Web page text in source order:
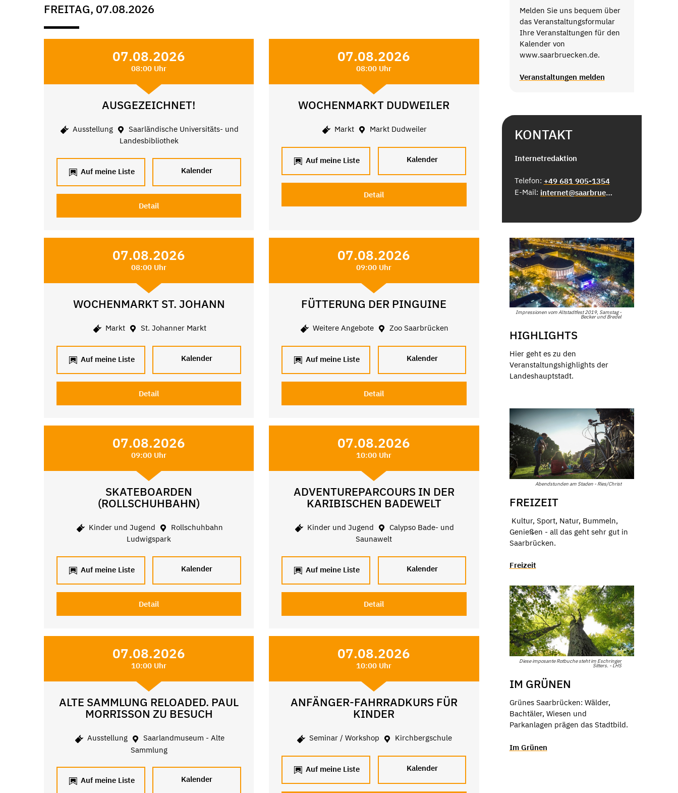
FREITAG, 07.08.2026
07.08.2026
08:00 Uhr
AUSGEZEICHNET!
Ausstellung
Saarländische Universitäts- und
Landesbibliothek
Auf meine Liste Kalender
Detail
07.08.2026
08:00 Uhr
WOCHENMARKT DUDWEILER
Markt Markt Dudweiler
Auf meine Liste Kalender
Detail
07.08.2026
08:00 Uhr
WOCHENMARKT ST. JOHANN
Markt St. Johanner Markt
Auf meine Liste Kalender
Detail
07.08.2026
09:00 Uhr
FÜTTERUNG DER PINGUINE
Weitere Angebote Zoo Saarbrücken
Auf meine Liste Kalender
Detail
07.08.2026
09:00 Uhr
SKATEBOARDEN
(ROLLSCHUHBAHN)
Kinder und Jugend
Rollschuhbahn
Ludwigspark
Auf meine Liste Kalender
Detail
07.08.2026
10:00 Uhr
ADVENTUREPARCOURS IN DER
KARIBISCHEN BADEWELT
Kinder und Jugend
Calypso Bade- und
Saunawelt
Auf meine Liste Kalender
Detail
07.08.2026
10:00 Uhr
ALTE SAMMLUNG RELOADED. PAUL
MORRISSON ZU BESUCH
Ausstellung
Saarlandmuseum - Alte
Sammlung
Auf meine Liste Kalender
07.08.2026
10:00 Uhr
ANFÄNGER-FAHRRADKURS FÜR
KINDER
Seminar / Workshop Kirchbergschule
Auf meine Liste Kalender
Melden Sie uns bequem über
das Veranstaltungsformular
Ihre Veranstaltungen für den
Kalender von
www.saarbruecken.de.
Veranstaltungen melden
KONTAKT
Internetredaktion
Telefon: +49 681 905-1354
E-Mail:
internet@saarbruecken.de
Impressionen vom Altstadtfest 2019, Samstag -
Becker und Bredel
HIGHLIGHTS
Hier geht es zu den
Veranstaltungshighlights der
Landeshauptstadt.
Abendstunden am Staden - Ries/Christ
FREIZEIT
Kultur, Sport, Natur, Bummeln,
Genießen - all das geht sehr gut in
Saarbrücken.
Freizeit
Diese imposante Rotbuche steht im Eschringer
Sitters. - LHS
IM GRÜNEN
Grünes Saarbrücken: Wälder,
Bachtäler, Wiesen und
Parkanlagen prägen das Stadtbild.
Im Grünen